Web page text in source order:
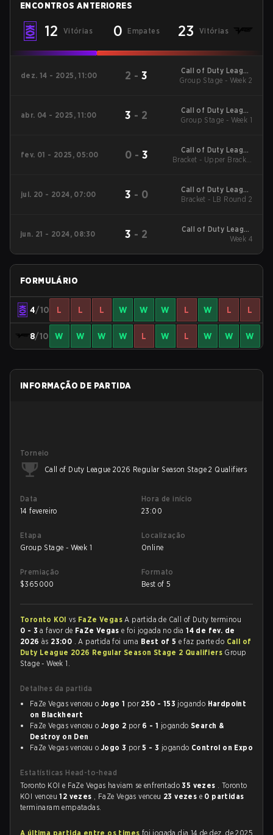
ENCONTROS ANTERIORES
12 Vitórias 0 Empates 23 Vitórias
dez. 14 - 2025, 11:00 2 -3
Call of Duty League
2026 Regular Season
Group Stage - Week 2
abr. 04 - 2025, 11:00 3 - 2
Call of Duty League
2025 Regular Season
Group Stage - Week 1
fev. 01 - 2025, 05:00 0 - 3
Call of Duty League
2025 Regular Season
Bracket - Upper Bracket
jul. 20 - 2024, 07:00 3 - 0
Call of Duty League
2024 CDL
Bracket - LB Round 2
jun. 21 - 2024, 08:30 3 - 2
Call of Duty League
2024 Regular Season
Week 4
FORMULÁRIO
4/10 L L L W W W L W L L
8/10 W W W W L W L W W W
INFORMAÇÃO DE PARTIDA
Torneio
Call of Duty League 2026 Regular Season Stage 2 Qualifiers
Data
14 fevereiro
Hora de início
23:00
Etapa
Group Stage - Week 1
Localização
Online
Premiação
$365000
Formato
Best of 5
Toronto KOI vs FaZe VegasA partida de Call of Duty terminou
0 - 3 a favor de FaZe Vegase foi jogada no dia14 de fev. de
2026 às 23:00 . A partida foi uma Best of 5 e faz parte do Call of
Duty League 2026 Regular Season Stage 2 Qualifiers Group
Stage - Week 1.
Detalhes da partida
FaZe Vegas venceu o Jogo 1 por 250 - 153 jogando Hardpoint
on Blackheart
FaZe Vegas venceu o Jogo 2 por 6 - 1 jogandoSearch &
Destroy on Den
FaZe Vegas venceu o Jogo 3 por5 - 3 jogando Control on Expo
Estatísticas Head-to-head
Toronto KOI e FaZe Vegas haviam se enfrentado35 vezes . Toronto
KOI venceu12 vezes , FaZe Vegas venceu 23 vezes e 0 partidas
terminaram empatadas.
A última partida entre os times foi jogada dia 14 de dez. de 2025